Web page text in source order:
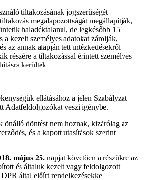
tiltakozásának jogszerűségét
megalapozottságát megállapítják,
haladéktalanul, de legkésőbb 15
a kezelt személyes adatokat zárolják,
az annak alapján tett intézkedésekről
részére a tiltakozással érintett személyes
kerültek.
ellátásához a jelen Szabályzat
Adatfeldolgozókat veszi igénybe.
önálló döntést nem hoznak, kizárólag az
és a kapott utasítások szerint
május 25. napját követően a részükre az
és általuk kezelt vagy feldolgozott
által előírt rendelkezésekkel